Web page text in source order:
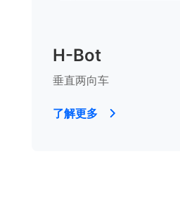
H-Bot
垂直两向车
了解更多